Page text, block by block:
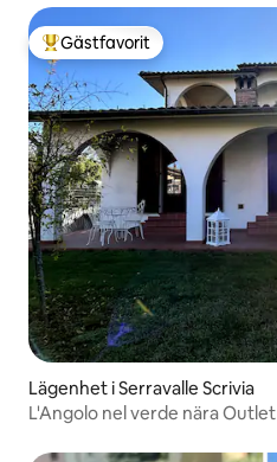
Populär gästfavorit
Gästfavorit
Lägenhet i Serravalle Scrivia
L'Angolo nel verde nära Outlet